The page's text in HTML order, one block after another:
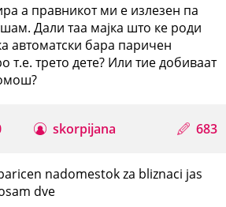
а правникот ми е излезен па
Дали таа мајка што ке роди
автоматски бара паричен
т.е. трето дете? Или тие добиваат
skorpijana 683
nadomestok za bliznaci jas
dve